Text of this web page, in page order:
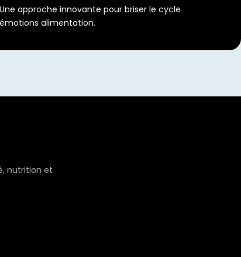
Une approche innovante pour briser le cycle
émotions alimentation.
nutrition et